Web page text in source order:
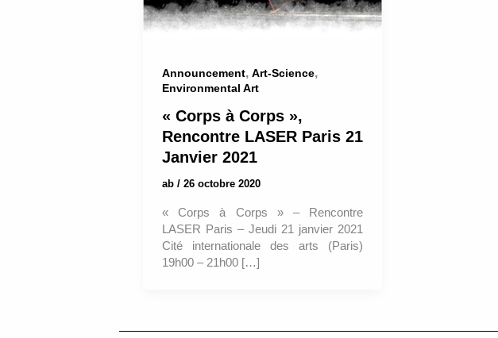
Announcement, Art-Science,
Environmental Art
« Corps à Corps »,
Rencontre LASER Paris 21
Janvier 2021
ab / 26 octobre 2020
« Corps à Corps » – Rencontre
LASER Paris – Jeudi 21 janvier 2021
Cité internationale des arts (Paris)
19h00 – 21h00 […]